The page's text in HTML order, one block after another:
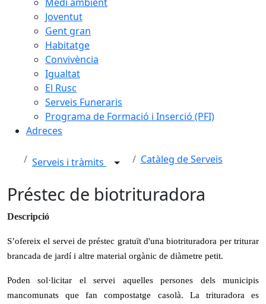
Joventut
Gent gran
Habitatge
Convivència
Igualtat
El Rusc
Serveis Funeraris
Programa de Formació i Inserció (PFI)
Adreces
Serveis i tràmits Catàleg de Serveis
Préstec de biotrituradora
Descripció
S’ofereix el servei de préstec gratuït d'una biotrituradora per triturar
brancada de jardí i altre material orgànic de diàmetre petit.
Poden sol·licitar el servei aquellespersones dels municipis
mancomunats que fan compostatge casolà. La trituradora es